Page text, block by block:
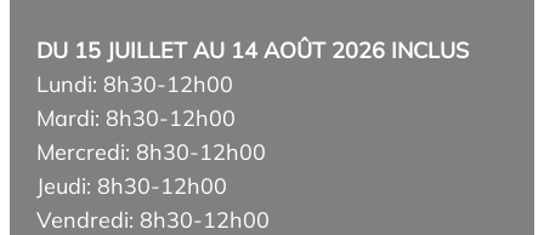
DU 15 JUILLET AU 14 AOÛT 2026 INCLUS
Lundi: 8h30-12h00
Mardi: 8h30-12h00
Mercredi: 8h30-12h00
Jeudi: 8h30-12h00
Vendredi: 8h30-12h00